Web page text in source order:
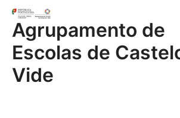
content
Agrupamento de
Escolas de
Vide